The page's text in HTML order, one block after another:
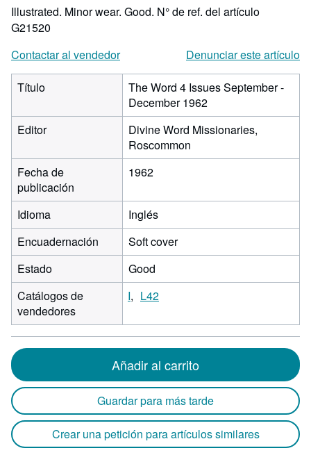
estrellas
Illustrated. Minor wear. Good. N° de ref. del artículo
G21520
Contactar al vendedor
Denunciar este artículo
Título
The Word 4 Issues September -
December 1962
Editor
Divine Word Missionaries,
Roscommon
Fecha de
publicación
1962
Idioma
Inglés
Encuadernación
Soft cover
Estado
Good
Catálogos de
vendedores
I L42
Añadir al carrito
Guardar para más tarde
Crear una petición para artículos similares